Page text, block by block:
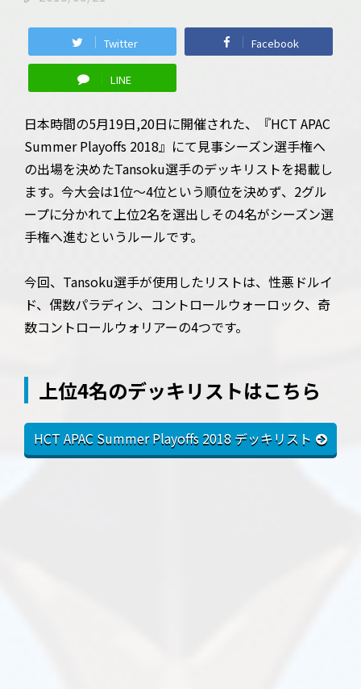
Twitter Facebook
LINE
日本時間の5月19日,20日に開催された、『HCT APAC
Summer Playoffs 2018』にて見事シーズン選手権へ
の出場を決めたTansoku選手のデッキリストを掲載し
ます。今大会は1位～4位という順位を決めず、2グル
ープに分かれて上位2名を選出しその4名がシーズン選
手権へ進むというルールです。
今回、Tansoku選手が使用したリストは、性悪ドルイ
ド、偶数パラディン、コントロールウォーロック、奇
数コントロールウォリアーの4つです。
上位4名のデッキリストはこちら
HCT APAC Summer Playoffs 2018 デッキリスト